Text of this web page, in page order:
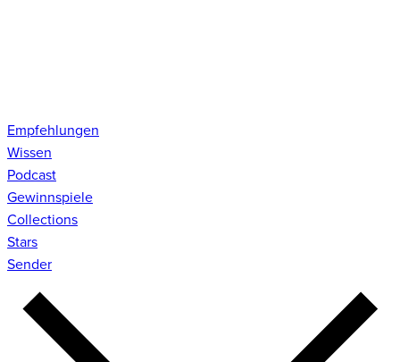
Empfehlungen
Wissen
Podcast
Gewinnspiele
Collections
Stars
Sender